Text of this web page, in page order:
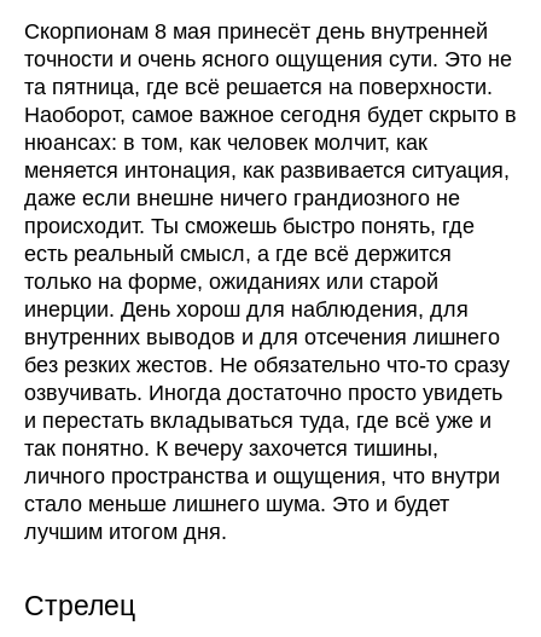
Скорпионам 8 мая принесёт день внутренней
точности и очень ясного ощущения сути. Это не
та пятница, где всё решается на поверхности.
Наоборот, самое важное сегодня будет скрыто в
нюансах: в том, как человек молчит, как
меняется интонация, как развивается ситуация,
даже если внешне ничего грандиозного не
происходит. Ты сможешь быстро понять, где
есть реальный смысл, а где всё держится
только на форме, ожиданиях или старой
инерции. День хорош для наблюдения, для
внутренних выводов и для отсечения лишнего
без резких жестов. Не обязательно что-то сразу
озвучивать. Иногда достаточно просто увидеть
и перестать вкладываться туда, где всё уже и
так понятно. К вечеру захочется тишины,
личного пространства и ощущения, что внутри
стало меньше лишнего шума. Это и будет
лучшим итогом дня.
Стрелец